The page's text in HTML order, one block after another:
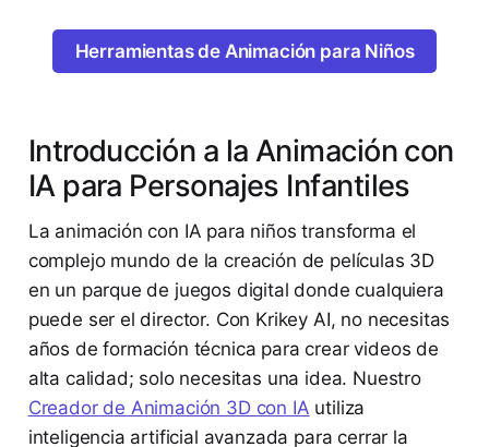
Herramientas de Animación para Niños
Introducción a la Animación con
IA para Personajes Infantiles
La animación con IA para niños transforma el
complejo mundo de la creación de películas 3D
en un parque de juegos digital donde cualquiera
puede ser el director. Con Krikey AI, no necesitas
años de formación técnica para crear videos de
alta calidad; solo necesitas una idea. Nuestro
Creador de Animación 3D con IA utiliza
inteligencia artificial avanzada para cerrar la